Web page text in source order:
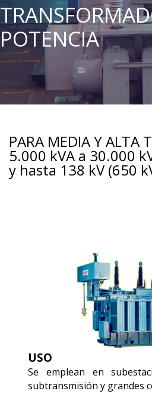
POTENCIA
PARA MEDIA Y ALTA
5.000 kVA a 30.000
y hasta 138 kV (650
USO
Se emplean en
subtransmisión y grandes